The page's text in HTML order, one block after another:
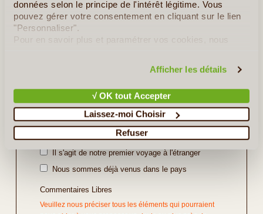
données selon le principe de l'intérêt légitime. Vous
pouvez gérer votre consentement en cliquant sur le lien
"Personnaliser".
Pour en savoir plus et paramétrer vos cookies, nous
Afficher les détails
√ OK tout Accepter
Laissez-moi Choisir
Refuser
Repas
Avec Voiture de Location
Divers
Il s'agit d'un voyage de noce
Il s'agit de notre premier voyage à l'étranger
Nous sommes déjà venus dans le pays
Commentaires Libres
Veuillez nous préciser tous les éléments qui pourraient